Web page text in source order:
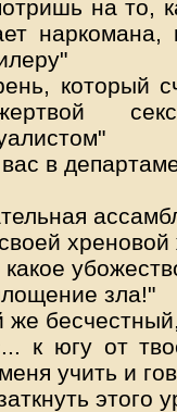
на то,
который
в
какое
зла!"
же
к югу от
учить и
этого